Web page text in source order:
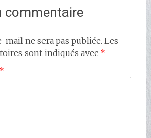
commentaire
mail ne sera pas publiée. Les
sont indiqués avec *
*